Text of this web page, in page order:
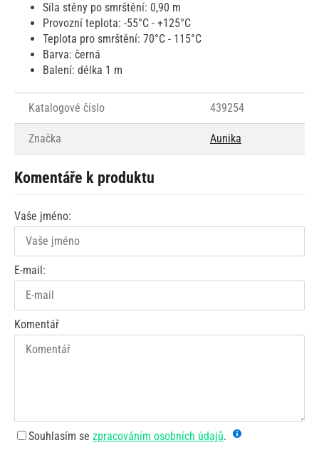
Síla stěny po smrštění: 0,90 m
Provozní teplota: -55°C - +125°C
Teplota pro smrštění: 70°C - 115°C
Barva: černá
Balení: délka 1 m
Katalogové číslo 439254
Značka Aunika
Komentáře k produktu
Vaše jméno:
E-mail:
Komentář
Souhlasím se zpracováním osobních údajů.